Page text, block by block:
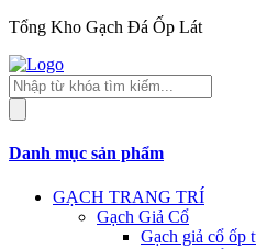
Tổng Kho Gạch Đá Ốp Lát
Tìm
kiếm
sản
Danh mục sản phẩm
GẠCH TRANG TRÍ
Gạch Giả Cổ
Gạch giả cổ ốp